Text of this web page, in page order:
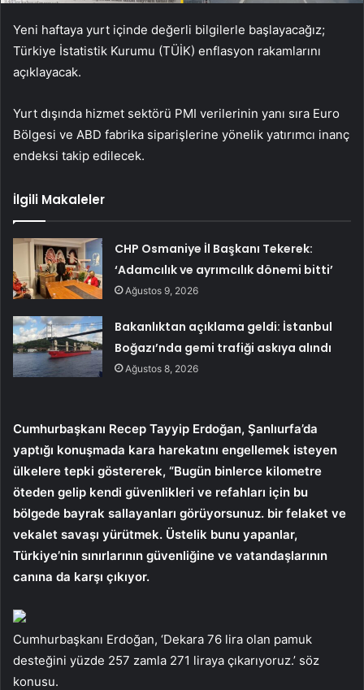
Yeni haftaya yurt içinde değerli bilgilerle başlayacağız;
Türkiye İstatistik Kurumu (TÜİK) enflasyon rakamlarını
açıklayacak.
Yurt dışında hizmet sektörü PMI verilerinin yanı sıra Euro
Bölgesi ve ABD fabrika siparişlerine yönelik yatırımcı inanç
endeksi takip edilecek.
İlgili Makaleler
CHP Osmaniye İl Başkanı Tekerek:
‘Adamcılık ve ayrımcılık dönemi bitti’
Ağustos 9, 2026
Bakanlıktan açıklama geldi: İstanbul
Boğazı’nda gemi trafiği askıya alındı
Ağustos 8, 2026
Cumhurbaşkanı Recep Tayyip Erdoğan, Şanlıurfa’da
yaptığı konuşmada kara harekatını engellemek isteyen
ülkelere tepki göstererek, “Bugün binlerce kilometre
öteden gelip kendi güvenlikleri ve refahları için bu
bölgede bayrak sallayanları görüyorsunuz. bir felaket ve
vekalet savaşı yürütmek. Üstelik bunu yapanlar,
Türkiye’nin sınırlarının güvenliğine ve vatandaşlarının
canına da karşı çıkıyor.
Cumhurbaşkanı Erdoğan, ‘Dekara 76 lira olan pamuk
desteğini yüzde 257 zamla 271 liraya çıkarıyoruz.’ söz
konusu.